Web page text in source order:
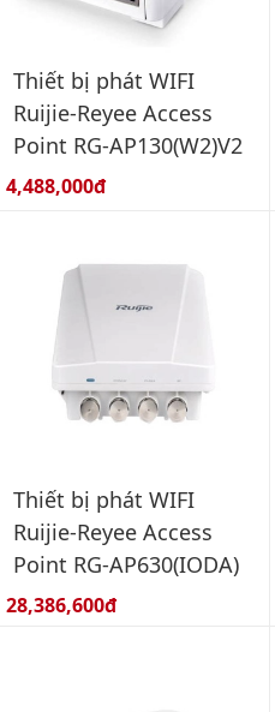
Thiết bị phát WIFI
Ruijie-Reyee Access
Point RG-AP130(W2)V2
Giá bán:
4,488,000đ
Thiết bị phát WIFI
Ruijie-Reyee Access
Point RG-AP630(IODA)
Giá bán:
28,386,600đ